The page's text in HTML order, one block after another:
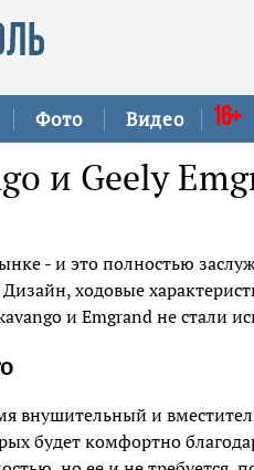
Фото Видео 16+
и Geely
- и это полностью
ходовые
и Emgrand не стали
внушительный и
будет комфортно